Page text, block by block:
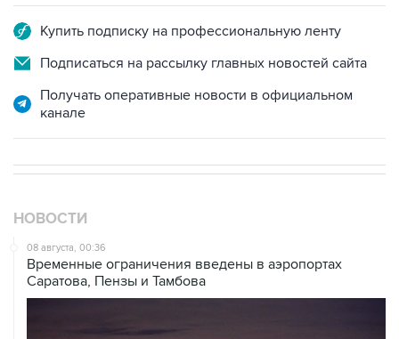
Купить подписку на профессиональную ленту
Подписаться на рассылку главных новостей сайта
Получать оперативные новости в официальном
канале
НОВОСТИ
08 августа, 00:36
Временные ограничения введены в аэропортах
Саратова, Пензы и Тамбова